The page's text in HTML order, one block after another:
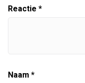
Reactie *
Naam *